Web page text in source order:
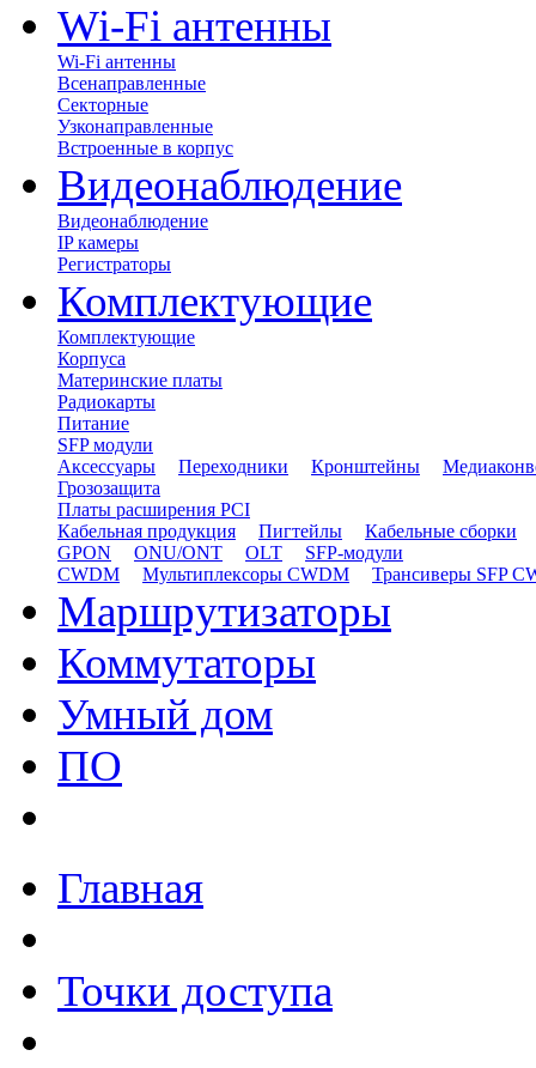
Wi-Fi антенны
Wi-Fi антенны
Всенаправленные
Секторные
Узконаправленные
Встроенные в корпус
Видеонаблюдение
Видеонаблюдение
IP камеры
Регистраторы
Комплектующие
Комплектующие
Корпуса
Материнские платы
Радиокарты
Питание
SFP модули
Аксессуары
Переходники Кронштейны
Грозозащита
Платы расширения PCI
Кабельная продукция
Пигтейлы
Кабельные сборки
GPON
ONU/ONT OLT
SFP-модули
CWDM
Мультиплексоры CWDM Трансиверы SFP
Маршрутизаторы
Коммутаторы
Умный дом
ПО
Главная
Точки доступа